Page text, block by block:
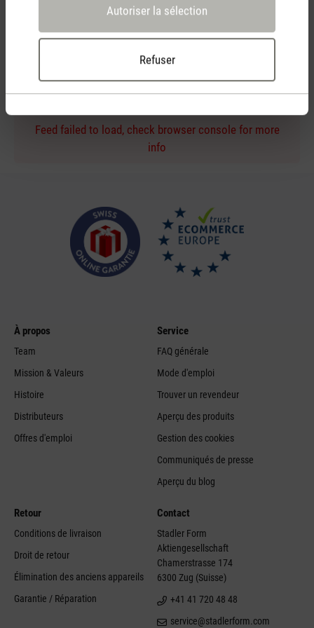
Autoriser la sélection
Refuser
par téléphone ou chat en direct
Feed failed to load, check browser console for more
info
À propos
Team
Mission & Valeurs
Histoire
Distributeurs
Offres d'emploi
Service
FAQ générale
Mode d'emploi
Trouver un revendeur
Aperçu des produits
Gestion des cookies
Communiqués de presse
Aperçu du blog
Retour
Conditions de livraison
Droit de retour
Élimination des anciens appareils
Garantie / Réparation
Contact
Stadler Form
Aktiengesellschaft
Chamerstrasse 174
6300 Zug (Suisse)
+41 41 720 48 48
service@stadlerform.com